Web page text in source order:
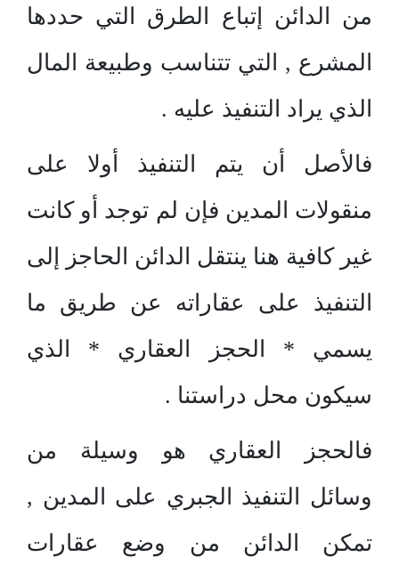
من الدائن إتباع الطرق التي حددها
المشرع , التي تتناسب وطبيعة المال
الذي يراد التنفيذ عليه .
فالأصل أن يتم التنفيذ أولا على
منقولات المدين فإن لم توجد أو كانت
غير كافية هنا ينتقل الدائن الحاجز إلى
التنفيذ على عقاراته عن طريق ما
يسمي * الحجز العقاري * الذي
سيكون محل دراستنا .
فالحجز العقاري هو وسيلة من
وسائل التنفيذ الجبري على المدين ,
تمكن الدائن من وضع عقارات